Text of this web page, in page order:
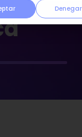
Denegar